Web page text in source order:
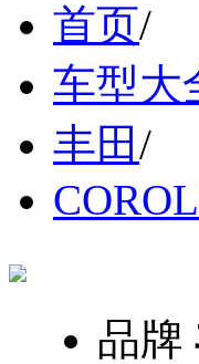
首页/
车型大
丰田 /
品牌